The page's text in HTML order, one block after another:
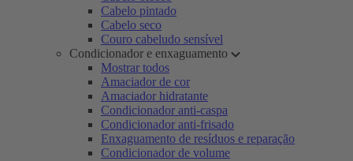
Cabelo pintado
Cabelo seco
Couro cabeludo sensível
Condicionador e enxaguamento
Mostrar todos
Amaciador de cor
Amaciador hidratante
Condicionador anti-caspa
Condicionador anti-frisado
Enxaguamento de resíduos e reparação
Condicionador de volume